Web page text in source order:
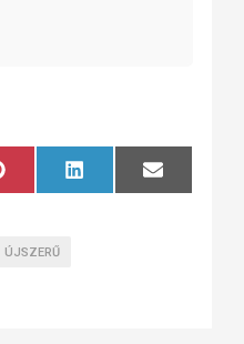
Share
on
Pinterest
Share
on
LinkedIn
Share
on
Email
ÚJSZERŰ